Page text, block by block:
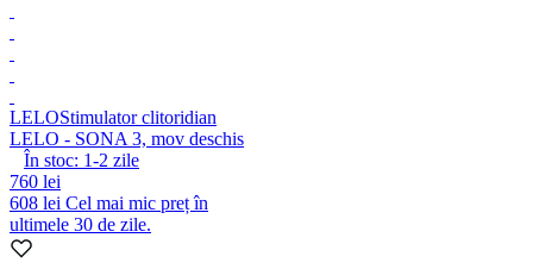
LELOStimulator clitoridian
LELO - SONA 3, mov deschis
În stoc: 1-2 zile
760 lei
608 lei Cel mai mic preț în
ultimele 30 de zile.